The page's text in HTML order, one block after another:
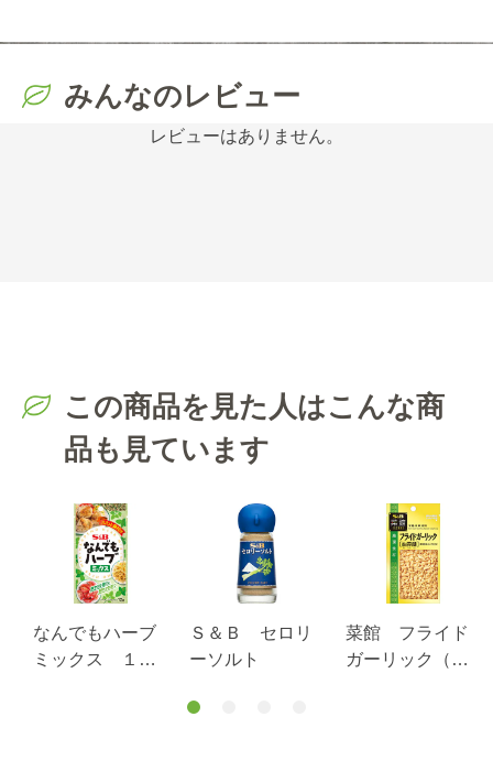
みんなのレビュー
レビューはありません。
この商品を見た人はこんな商
品も見ています
なんでもハーブ
ミックス １２
Ｓ＆Ｂ セロリ
ーソルト
菜館 フライド
ガーリック（油